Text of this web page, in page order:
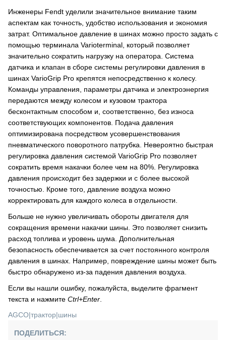
Инженеры Fendt уделили значительное внимание таким
аспектам как точность, удобство использования и экономия
затрат. Оптимальное давление в шинах можно просто задать с
помощью терминала Varioterminal, который позволяет
значительно сократить нагрузку на оператора. Система
датчика и клапан в сборе системы регулировки давления в
шинах VarioGrip Pro крепятся непосредственно к колесу.
Команды управления, параметры датчика и электроэнергия
передаются между колесом и кузовом трактора
бесконтактным способом и, соответственно, без износа
соответствующих компонентов. Подача давления
оптимизирована посредством усовершенствования
пневматического поворотного патрубка. Невероятно быстрая
регулировка давления системой VarioGrip Pro позволяет
сократить время накачки более чем на 80%. Регулировка
давления происходит без задержки и с более высокой
точностью. Кроме того, давление воздуха можно
корректировать для каждого колеса в отдельности.
Больше не нужно увеличивать обороты двигателя для
сокращения времени накачки шины. Это позволяет снизить
расход топлива и уровень шума. Дополнительная
безопасность обеспечивается за счет постоянного контроля
давления в шинах. Например, повреждение шины может быть
быстро обнаружено из-за падения давления воздуха.
Если вы нашли ошибку, пожалуйста, выделите фрагмент
текста и нажмите Ctrl+Enter
AGCO|трактор|шины
ПОДЕЛИТЬСЯ: